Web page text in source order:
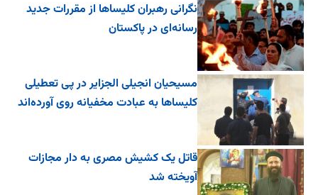
نگرانی رهبران کلیساها از مقررات جدید
رسانه‌ای در پاکستان
مسیحیان انجیلی الجزایر در پی تعطیلی
کلیساها به عبادت مخفیانه روی آورده‌اند
قاتل یک کشیش مصری به دار مجازات
آویخته شد